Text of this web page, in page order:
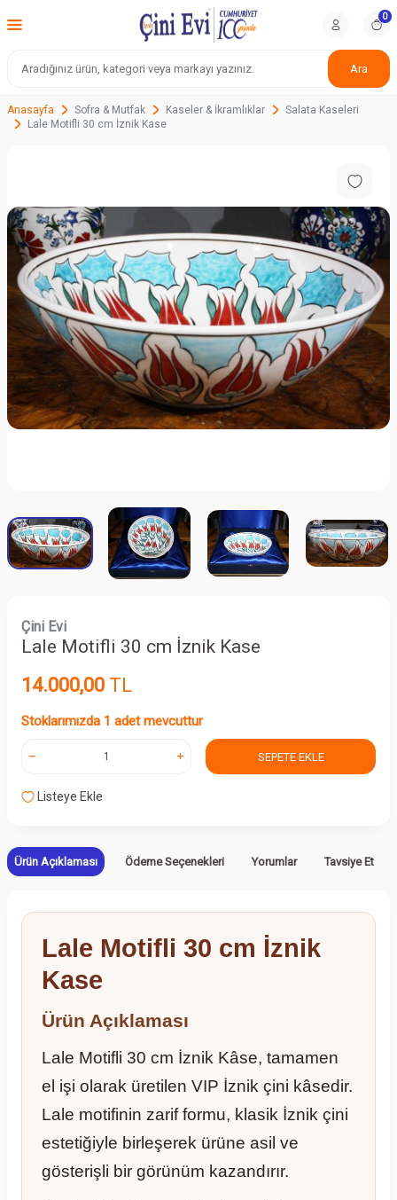
Ara
0
Anasayfa Sofra & Mutfak Kaseler & İkramlıklar
Salata Kaseleri
Lale Motifli 30 cm İznik Kase
Çini Evi
Lale Motifli 30 cm İznik Kase
14.000,00 TL
Stoklarımızda 1 adet mevcuttur
SEPETE EKLE
Listeye Ekle
Ürün Açıklaması Ödeme Seçenekleri Yorumlar Tavsiye Et
Lale Motifli 30 cm İznik
Kase
Ürün Açıklaması
Lale Motifli 30 cm İznik Kâse, tamamen
el işi olarak üretilen VIP İznik çini kâsedir.
Lale motifinin zarif formu, klasik İznik çini
estetiğiyle birleşerek ürüne asil ve
gösterişli bir görünüm kazandırır.